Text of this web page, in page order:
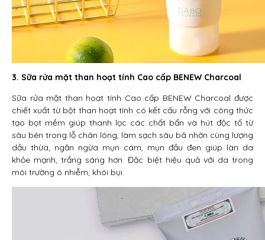
3. Sữa rửa mặt than hoạt tính Cao cấp BENEW Charcoal
Sữa rửa mặt than hoạt tính Cao cấp BENEW Charcoal được
chiết xuất từ bột than hoạt tính có kết cấu rỗng với công thức
tạo bọt mềm giúp thanh lọc các chất bẩn và hút độc tố từ
sâu bên trong lỗ chân lông, làm sạch sâu bã nhờn cùng lượng
dầu thừa, ngăn ngừa mụn cám, mụn đầu đen giúp làn da
khỏe mạnh, trắng sáng hơn. Đặc biệt hiệu quả với da trong
môi trường ô nhiễm, khói bụi.